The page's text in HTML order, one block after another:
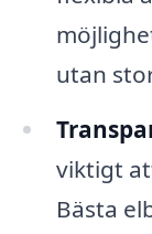
utan
viktigt
Bästa